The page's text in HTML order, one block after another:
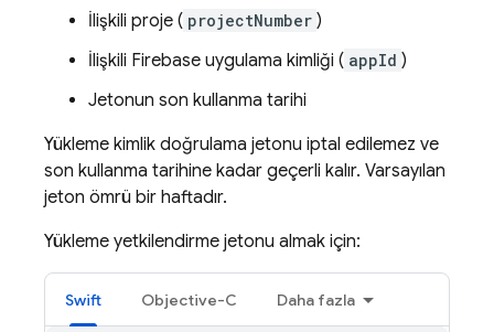
İlişkili proje ( projectNumber )
İlişkili Firebase uygulama kimliği ( appId )
Jetonun son kullanma tarihi
Yükleme kimlik doğrulama jetonu iptal edilemez ve
son kullanma tarihine kadar geçerli kalır. Varsayılan
jeton ömrü bir haftadır.
Yükleme yetkilendirme jetonu almak için:
Swift Objective-C Daha fazla